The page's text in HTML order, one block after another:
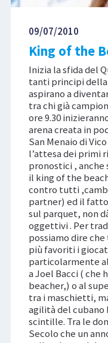
09/07/2010
King of the
Inizia la sfida del
tanti principi della
aspirano a
tra chi già
ore 9.30
arena creata in
San Menaio di
l’attesa dei primi
pronostici , anche
il king of the
contro tutti
partner) ed il fatto
sul parquet, non
oggettivi . Per
possiamo dire
più favoriti i
particolarmente
a Joel Bacci ( che
beacher,) o al
tra i maschietti,
agilità del cubano
scintille. Tra le
Secolo che un